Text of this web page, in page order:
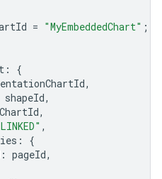
= "MyEmbeddedChart" ;
:
{
,
shapeId,
,
,
:
{
: pageId,